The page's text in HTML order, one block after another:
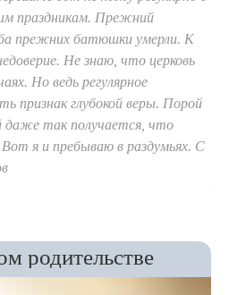
праздникам. Прежний
прежних батюшки умерли. К
Не знаю, что церковь
Но ведь регулярное
признак глубокой веры. Порой
так получается, что
я и пребываю в раздумьях. С
родительстве